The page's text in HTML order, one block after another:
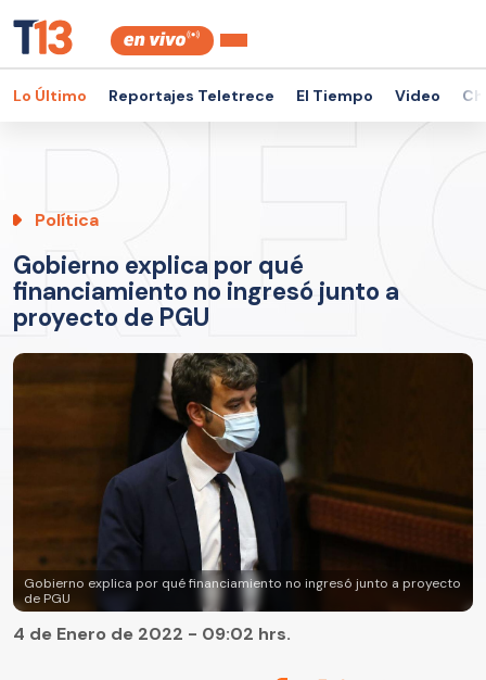
Lo Último Reportajes Teletrece El Tiempo Video
Política
Gobierno explica por qué
financiamiento no ingresó junto a
proyecto de PGU
Gobierno explica por qué financiamiento no ingresó junto a proyecto
de PGU
4 de Enero de 2022 - 09:02 hrs.